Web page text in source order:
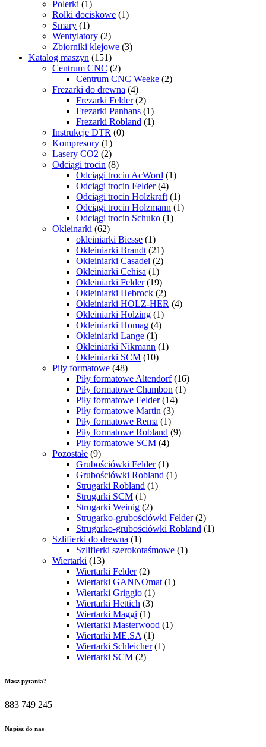
Polerki (1)
Rolki dociskowe (1)
Smary (1)
Wentylatory (2)
Zbiorniki klejowe (3)
Katalog maszyn (151)
Centrum CNC (2)
Centrum CNC Weeke (2)
Frezarki do drewna (4)
Frezarki Felder (2)
Frezarki Panhans (1)
Frezarki Robland (1)
Instrukcje DTR (0)
Kompresory (1)
Lasery CO2 (2)
Odciągi trocin (8)
Odciągi trocin AcWord (1)
Odciągi trocin Felder (4)
Odciągi trocin Holzkraft (1)
Odciągi trocin Holzmann (1)
Odciągi trocin Schuko (1)
Okleinarki (62)
okleiniarki Biesse (1)
Okleiniarki Brandt (21)
Okleiniarki Casadei (2)
Okleiniarki Cehisa (1)
Okleiniarki Felder (19)
Okleiniarki Hebrock (2)
Okleiniarki HOLZ-HER (4)
Okleiniarki Holzing (1)
Okleiniarki Homag (4)
Okleiniarki Lange (1)
Okleiniarki Nikmann (1)
Okleiniarki SCM (10)
Piły formatowe (48)
Piły formatowe Altendorf (16)
Piły formatowe Chambon (1)
Piły formatowe Felder (14)
Piły formatowe Martin (3)
Piły formatowe Rema (1)
Piły formatowe Robland (9)
Piły formatowe SCM (4)
Pozostałe (9)
Grubościówki Felder (1)
Grubościówki Robland (1)
Strugarki Robland (1)
Strugarki SCM (1)
Strugarki Weinig (2)
Strugarko-grubościówki Felder (2)
Strugarko-grubościówki Robland (1)
Szlifierki do drewna (1)
Szlifierki szerokotaśmowe (1)
Wiertarki (13)
Wiertarki Felder (2)
Wiertarki GANNOmat (1)
Wiertarki Griggio (1)
Wiertarki Hettich (3)
Wiertarki Maggi (1)
Wiertarki Masterwood (1)
Wiertarki ME.SA (1)
Wiertarki Schleicher (1)
Wiertarki SCM (2)
Masz pytania?
883 749 245
Napisz do nas